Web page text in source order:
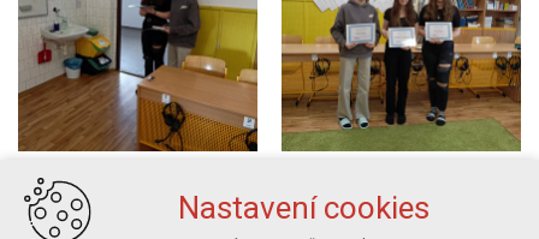
Nastavení cookies